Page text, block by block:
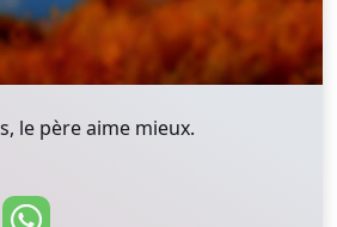
le père aime mieux.